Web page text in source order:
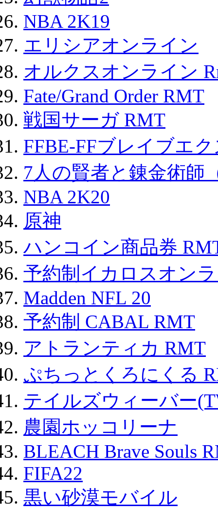
NBA 2K19
エリシアオンライン
オルクスオンライン
Fate/Grand Order RMT
戦国サーガ RMT
FFBE-FFブレイブエ
7人の賢者と錬金術師
NBA 2K20
原神
ハンコイン商品券
予約制イカロスオン
Madden NFL 20
予約制 CABAL RMT
アトランティカ RMT
ぷちっとくろにくる
テイルズウィーバー
農園ホッコリーナ
BLEACH Brave Souls
FIFA22
黒い砂漠モバイル